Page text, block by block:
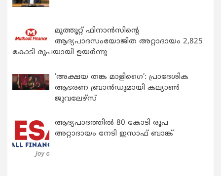
മുത്തൂറ്റ് ഫിനാൻസിന്റെ
ആദ്യപാദസംയോജിത അറ്റാദായം 2,825
കോടി രൂപയായി ഉയർന്നു
‘അക്ഷയ തങ്ക മാളിഗൈ’: പ്രാദേശിക
ആഭരണ ബ്രാന്‍ഡുമായി കല്യാണ്‍
ജുവലേഴ്‌സ്
ആദ്യപാദത്തിൽ 80 കോടി രൂപ
അറ്റാദായം നേടി ഇസാഫ് ബാങ്ക്